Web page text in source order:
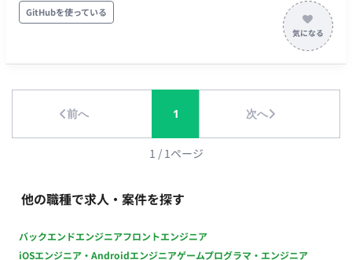
ら、案件への深い理解とデザインアウトプットを通してクライ
アント、ユーザーに価値を提供します。 ▼具体的な仕事内容 ・
クライアントの事業課題や「なぜやりたいのか」を言語化しPJ
課題を定義 ・定性的かつ定量的なゴール設定 ・プロダクトロー
を提供 ・リリース後の改善 ツール AIツール：ChatGPT、
Gemini Pro、NotebookLM、Claude、Cursor 、midjourney、
Figma Make デザイン作成：Adobe Creative Cloud、Figma、
ュメント：Strap、Notion、Keynote
GitHubを使っている
前へ 1 次へ
1 / 1ページ
他の職種で求人・案件を探す
バックエンドエンジニアフロントエンジニア
iOSエンジニア・Androidエンジニアゲームプログラマ・エンジニア